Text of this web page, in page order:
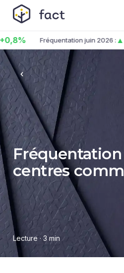
Fréquentation juin 2026 :▲
centres
Lecture · 3 min